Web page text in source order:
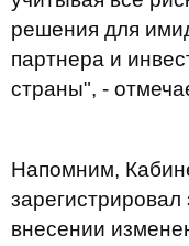
решения для
партнера и
страны", -
Напомним,
внесении